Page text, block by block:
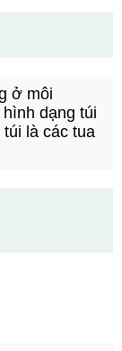
ở môi
dạng túi
là các tua